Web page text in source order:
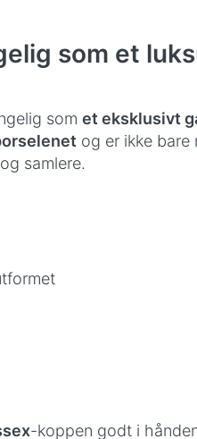
som et
som et eksklusivt
og er ikke bare
samlere.
-koppen godt i